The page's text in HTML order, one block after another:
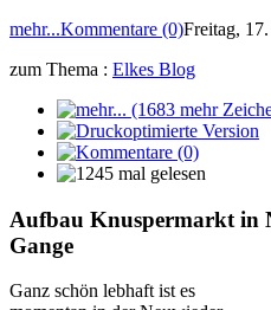
mehr...Kommentare (0)Freitag,
zum Thema : Elkes Blog
Aufbau Knuspermarkt in
Gange
Ganz schön lebhaft ist es